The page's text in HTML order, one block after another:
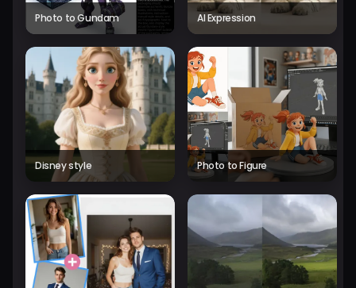
Photo to Gundam AI Expression
Disney style Photo to Figure